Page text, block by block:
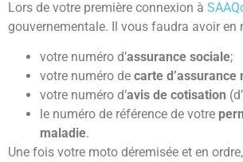
Lors de votre première connexion à
gouvernementale. Il vous faudra avoir
votre numéro d’assurance sociale;
votre numéro de carte d’assurance
votre numéro d’avis de cotisation
le numéro de référence de votre
maladie.
Une fois votre moto déremisée et en